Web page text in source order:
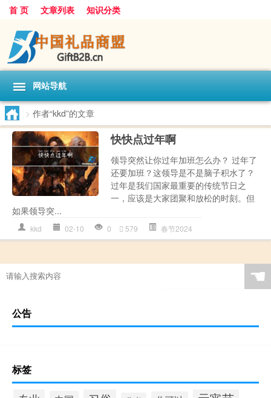
首 页 文章列表 知识分类
网站导航
> 作者“kkd”的文章
快快点过年啊
领导突然让你过年加班怎么办？ 过年了
还要加班？这领导是不是脑子积水了？
过年是我们国家最重要的传统节日之
一，应该是大家团聚和放松的时刻。但
如果领导突...
kkd 02-10 0 579 春节2024
☚
公告
标签